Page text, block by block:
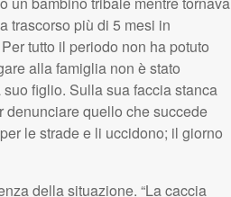
trascorso più di 5 mesi in
tutto il periodo non ha potuto
alla famiglia non è stato
figlio. Sulla sua faccia stanca
denunciare quello che succede
le strade e li uccidono; il giorno
della situazione. “La caccia